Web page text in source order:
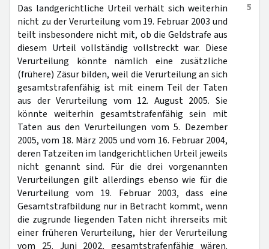
5
Das landgerichtliche Urteil verhält sich weiterhin
nicht zu der Verurteilung vom 19. Februar 2003 und
teilt insbesondere nicht mit, ob die Geldstrafe aus
diesem Urteil vollständig vollstreckt war. Diese
Verurteilung könnte nämlich eine zusätzliche
(frühere) Zäsur bilden, weil die Verurteilung an sich
gesamtstrafenfähig ist mit einem Teil der Taten
aus der Verurteilung vom 12. August 2005. Sie
könnte weiterhin gesamtstrafenfähig sein mit
Taten aus den Verurteilungen vom 5. Dezember
2005, vom 18. März 2005 und vom 16. Februar 2004,
deren Tatzeiten im landgerichtlichen Urteil jeweils
nicht genannt sind. Für die drei vorgenannten
Verurteilungen gilt allerdings ebenso wie für die
Verurteilung vom 19. Februar 2003, dass eine
Gesamtstrafbildung nur in Betracht kommt, wenn
die zugrunde liegenden Taten nicht ihrerseits mit
einer früheren Verurteilung, hier der Verurteilung
vom 25. Juni 2002, gesamtstrafenfähig wären.